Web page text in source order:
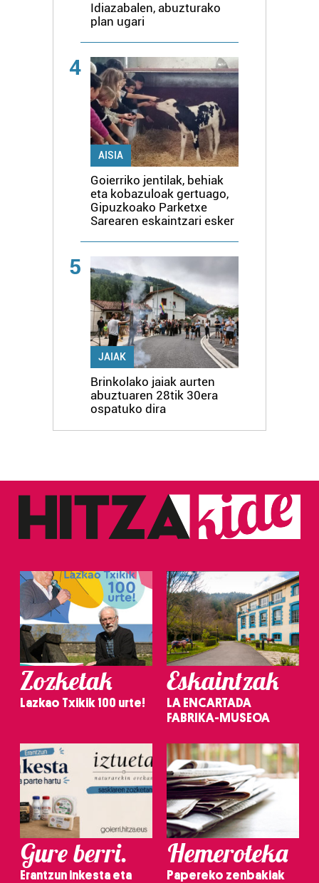
Idiazabalen, abuzturako
plan ugari
4
AISIA
Goierriko jentilak, behiak
eta kobazuloak gertuago,
Gipuzkoako Parketxe
Sarearen eskaintzari esker
5
JAIAK
Brinkolako jaiak aurten
abuztuaren 28tik 30era
ospatuko dira
Zozketak
Lazkao Txikik 100 urte!
Eskaintzak
LA ENCARTADA
FABRIKA-MUSEOA
Gure berri.
Erantzun inkesta eta
Hemeroteka
Papereko zenbakiak